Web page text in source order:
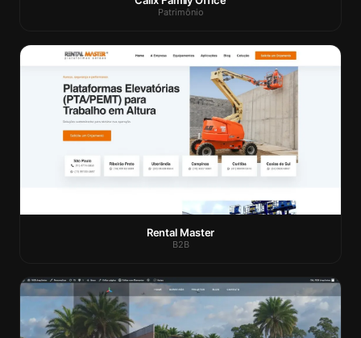
Patrimônio
Rental Master
B2B